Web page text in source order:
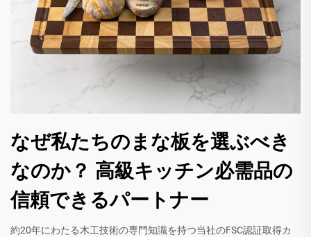
なぜ私たちのまな板を選ぶべき
なのか？ 高級キッチン必需品の
信頼できるパートナー
約20年にわたる木工技術の専門知識を持つ当社のFSC認証取得カ